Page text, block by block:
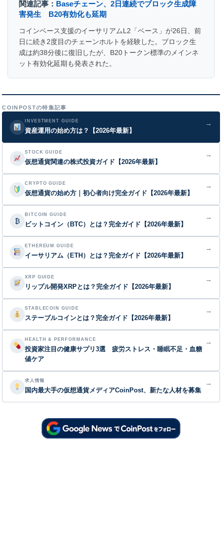
関連記事： Baseチェーン、2日連続でブロック生成障
害発生 B20有効化も延期
コインベース支援のイーサリアムL2「ベース」が26日、前
日に続き2度目のチェーンホルトを経験した。ブロック生
成は約38分後に復旧したが、B20トークン標準のメインネ
ット有効化延期も発表された。
COINPOSTの特集記事
INVESTMENT GUIDE
資産運用の始め方は？【2026年最新】
→
STOCK GUIDE
仮想通貨関連の株式投資ガイド【2026年最新】
→
CRYPTO GUIDE
仮想通貨の始め方｜初心者向け完全ガイド【2026年最新】
→
₿
BITCOIN GUIDE
ビットコイン（BTC）とは？完全ガイド【2026年最新】
→
ETHEREUM GUIDE
イーサリアム（ETH）とは？完全ガイド【2026年最新】
→
XRP GUIDE
リップル開発XRPとは？完全ガイド【2026年最新】
→
STABLECOIN GUIDE
ステーブルコインとは？完全ガイド【2026年最新】
→
HEALTH & PERFORMANCE
投資家注目の健康サプリ3選 疲労ストレス・睡眠不足・血糖
値ケア
→
求人情報
国内最大手の仮想通貨メディアCoinPost、新たな人材を募集
→